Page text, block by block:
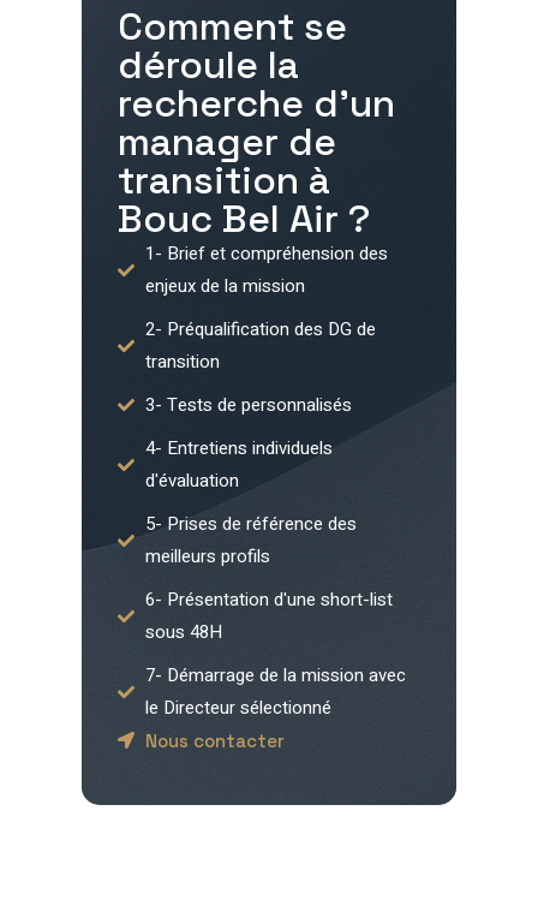
Comment se
déroule la
recherche d'un
manager de
transition à
Bouc Bel Air ?
1- Brief et compréhension des
enjeux de la mission
2- Préqualification des DG de
transition
3- Tests de personnalisés
4- Entretiens individuels
d'évaluation
5- Prises de référence des
meilleurs profils
6- Présentation d'une short-list
sous 48H
7- Démarrage de la mission avec
le Directeur sélectionné
Nous contacter